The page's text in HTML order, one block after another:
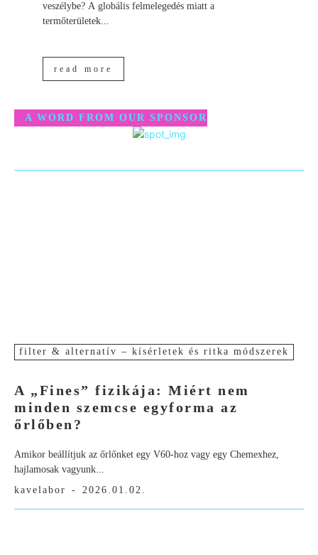
veszélybe? A globális felmelegedés miatt a
termőterületek...
read more
A WORD FROM OUR SPONSOR
filter & alternatív – kísérletek és ritka módszerek
A „Fines” fizikája: Miért nem
minden szemcse egyforma az
őrlőben?
Amikor beállítjuk az őrlőnket egy V60-hoz vagy egy Chemexhez,
hajlamosak vagyunk...
kavelabor
- 2026.01.02.